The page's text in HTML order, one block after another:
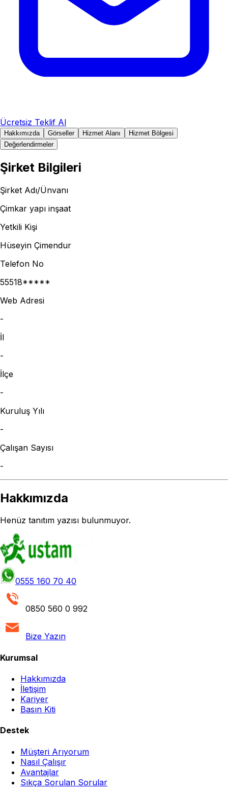
Ücretsiz Teklif Al
Hakkımızda Görseller Hizmet Alanı
Hizmet Bölgesi
Değerlendirmeler
Şirket Bilgileri
Şirket Adı/Ünvanı
Çimkar yapı inşaat
Yetkili Kişi
Hüseyin Çimendur
Telefon No
55518*****
Web Adresi
-
İl
-
İlçe
-
Kuruluş Yılı
-
Çalışan Sayısı
-
Hakkımızda
Henüz tanıtım yazısı bulunmuyor.
0555 160 70 40
0850 560 0 992
Bize Yazın
Kurumsal
Hakkımızda
İletişim
Kariyer
Basın Kiti
Destek
Müşteri Arıyorum
Nasıl Çalışır
Avantajlar
Sıkça Sorulan Sorular